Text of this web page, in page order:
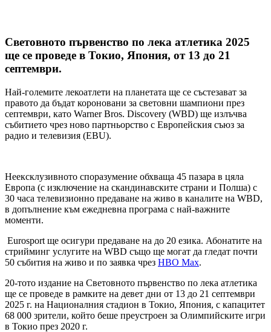
Световното първенство по лека атлетика 2025
ще се проведе в Токио, Япония, от 13 до 21
септември.
Най-големите лекоатлети на планетата ще се състезават за
правото да бъдат короновани за световни шампиони през
септември, като Warner Bros. Discovery (WBD) ще излъчва
събитието чрез ново партньорство с Европейския съюз за
радио и телевизия (EBU).
Неексклузивното споразумение обхваща 45 пазара в цяла
Европа (с изключение на скандинавските страни и Полша) с
30 часа телевизионно предаване на живо в каналите на WBD,
в допълнение към ежедневна програма с най-важните
моменти.
Eurosport ще осигури предаване на до 20 езика. Абонатите на
стрийминг услугите на WBD също ще могат да гледат почти
50 събития на живо и по заявка чрез HBO Max.
20-тото издание на Световното първенство по лека атлетика
ще се проведе в рамките на девет дни от 13 до 21 септември
2025 г. на Националния стадион в Токио, Япония, с капацитет
68 000 зрители, който беше преустроен за Олимпийските игри
в Токио през 2020 г.